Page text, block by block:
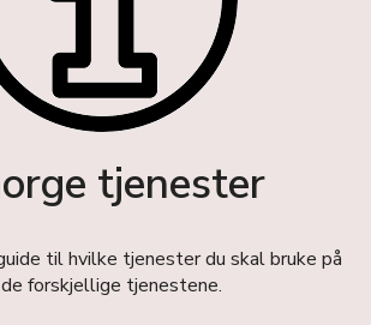
tjenester
til hvilke tjenester du skal bruke på
forskjellige tjenestene.